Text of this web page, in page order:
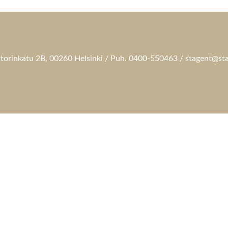
2B, 00260 Helsinki / Puh. 0400-550463 /